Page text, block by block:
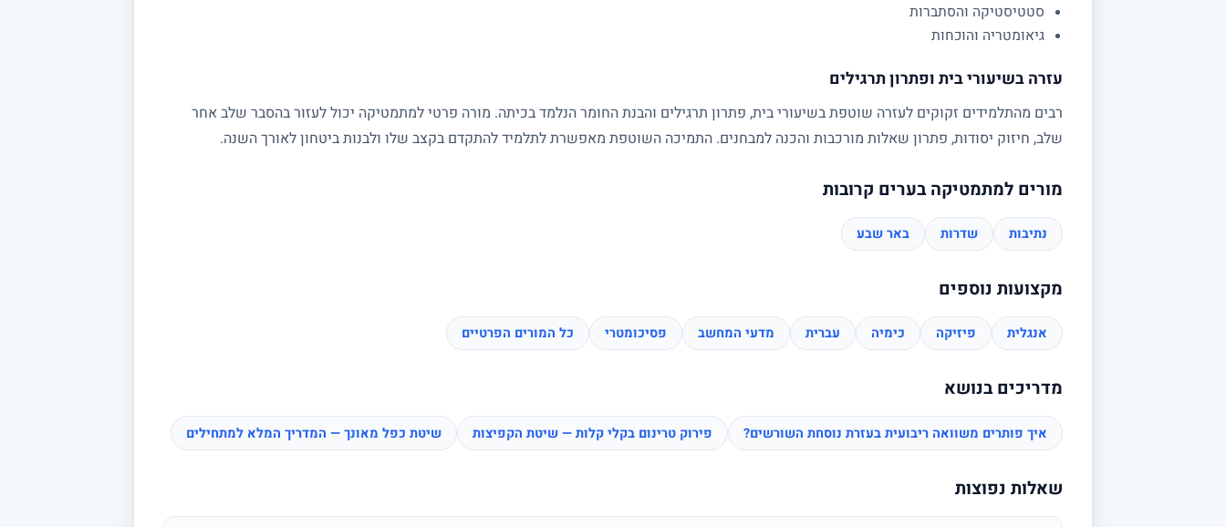
סטטיסטיקה והסתברות
גיאומטריה והוכחות
עזרה בשיעורי בית ופתרון תרגילים
רבים מהתלמידים זקוקים לעזרה שוטפת בשיעורי בית, פתרון תרגילים והבנת החומר הנלמד בכיתה. מורה פרטי למתמטיקה יכול לעזור בהסבר שלב אחר
שלב, חיזוק יסודות, פתרון שאלות מורכבות והכנה למבחנים. התמיכה השוטפת מאפשרת לתלמיד להתקדם בקצב שלו ולבנות ביטחון לאורך השנה.
מורים למתמטיקה בערים קרובות
נתיבות שדרות באר שבע
מקצועות נוספים
אנגלית פיזיקה כימיה עברית מדעי המחשב פסיכומטרי כל המורים הפרטיים
מדריכים בנושא
איך פותרים משוואה ריבועית בעזרת נוסחת השורשים? פירוק טרינום בקלי קלות — שיטת הקפיצות שיטת כפל מאונך — המדריך המלא למתחילים
שאלות נפוצות